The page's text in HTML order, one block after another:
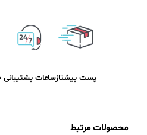
پست پیشتازساعات پشتیبانی 10 الی 20
محصولات مرتبط